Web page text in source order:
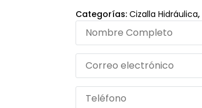
Categorías: Cizalla Hidráulica,